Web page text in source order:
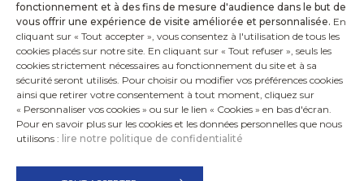
Télécharger le communiqué
fonctionnement et à des fins de mesure d'audience dans le but de
vous offrir une expérience de visite améliorée et personnalisée. En
cliquant sur « Tout accepter », vous consentez à l'utilisation de tous les
cookies placés sur notre site. En cliquant sur « Tout refuser », seuls les
cookies strictement nécessaires au fonctionnement du site et à sa
sécurité seront utilisés. Pour choisir ou modifier vos préférences cookies
ainsi que retirer votre consentement à tout moment, cliquez sur
« Personnaliser vos cookies » ou sur le lien « Cookies » en bas d'écran.
Pour en savoir plus sur les cookies et les données personnelles que nous
utilisons : lire notre politique de confidentialité